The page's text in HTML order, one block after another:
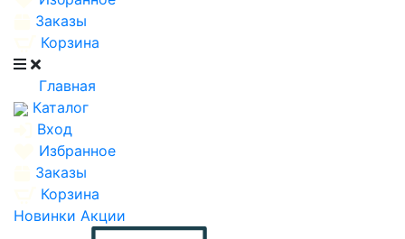
Заказы
Корзина
Главная
Каталог
Вход
Избранное
Заказы
Корзина
Новинки Акции